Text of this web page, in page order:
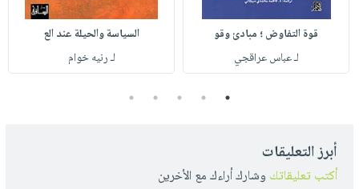
قوة التفاوض ؛ مبادئ وقو
لـ عباس عراقجي
السياسة والحيلة عند الع
لـ رنيه خوام
1
2
3
4
5
أبرز التعليقات
أكتب تعليقاتك وشارك أراءك مع الأخرين